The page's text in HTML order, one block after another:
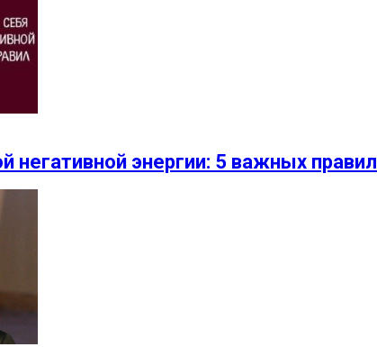
негативной энергии: 5 важных правил